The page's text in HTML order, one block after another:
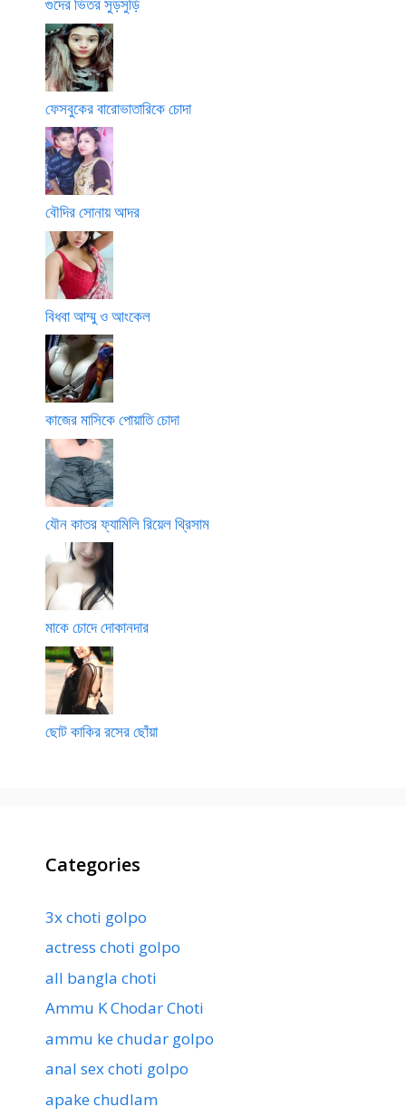
গুদের ভিতর সুড়সুড়ি
ফেসবুকের বারোভাতারিকে চোদা
বৌদির সোনায় আদর
বিধবা আম্মু ও আংকেল
কাজের মাসিকে পোয়াতি চোদা
যৌন কাতর ফ্যামিলি রিয়েল থ্রিসাম
মাকে চোদে দোকানদার
ছোট কাকির রসের ছোঁয়া
Categories
3x choti golpo
actress choti golpo
all bangla choti
Ammu K Chodar Choti
ammu ke chudar golpo
anal sex choti golpo
apake chudlam